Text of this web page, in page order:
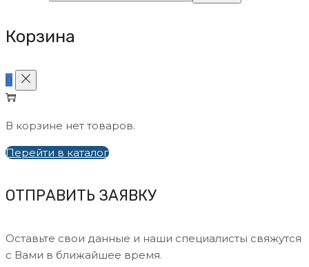
Корзина
0
В корзине нет товаров.
Перейти в каталог
ОТПРАВИТЬ ЗАЯВКУ
Оставьте свои данные и наши специалисты свяжутся
с Вами в ближайшее время.